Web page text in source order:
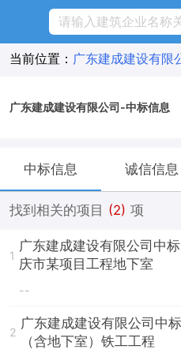
当前位置： 广东建成建设有限
广东建成建设有限公司-中标信息
中标信息 诚信信息
找到相关的项目 (2) 项
1
广东建成建设有限公司中
庆市某项目工程地下室
--
2
广东建成建设有限公司中
（含地下室）铁工工程